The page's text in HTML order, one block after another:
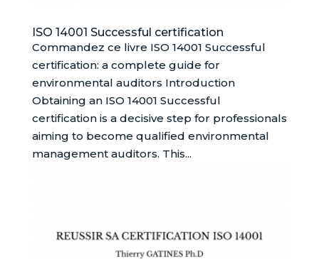
ISO 14001 Successful certification
Commandez ce livre ISO 14001 Successful
certification: a complete guide for
environmental auditors Introduction
Obtaining an ISO 14001 Successful
certification is a decisive step for professionals
aiming to become qualified environmental
management auditors. This...